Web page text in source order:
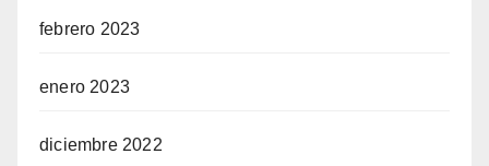
febrero 2023
enero 2023
diciembre 2022